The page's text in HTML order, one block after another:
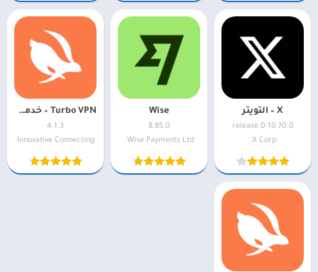
X – التويتر
10.70.0-release.0
X Corp.
Wise
8.85.0
Wise Payments Ltd.
Turbo VPN – خدمة VPN سريعة
4.1.3
Innovative Connecting